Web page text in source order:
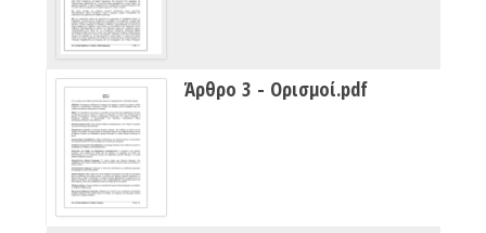
Άρθρο 3 - Ορισμοί.pdf